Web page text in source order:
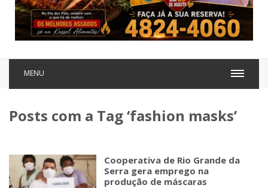
MENU
Posts com a Tag ‘fashion masks’
Cooperativa de Rio Grande da
Serra gera emprego na
produção de máscaras